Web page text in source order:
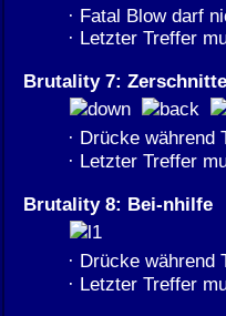
· Fatal Blow darf
· Letzter Treffer
Brutality 7:
· Drücke während
· Letzter Treffer
Brutality 8: Bei-nhilfe
· Drücke während
· Letzter Treffer